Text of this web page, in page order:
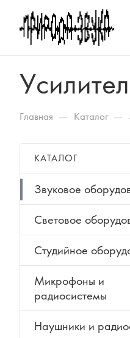
Главная — Каталог —
КАТАЛОГ
Звуковое
Световое
Студийное
Микрофоны и
радиосистемы
Наушники и